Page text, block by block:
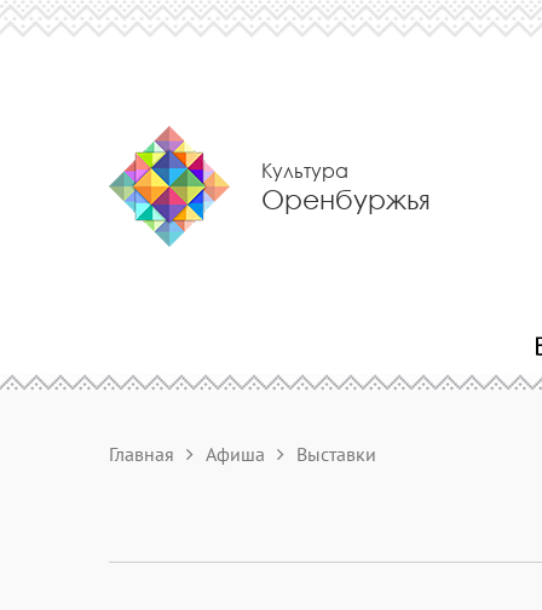
Культура
Оренбуржья
Главная Афиша Выставки